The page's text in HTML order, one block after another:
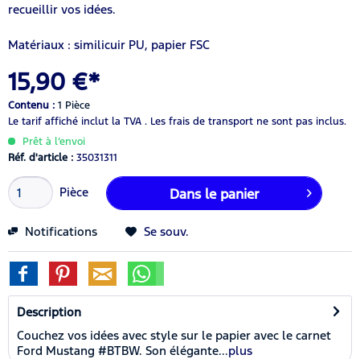
recueillir vos idées.
Matériaux : similicuir PU, papier FSC
15,90 €*
Contenu : 1 Pièce
Le tarif affiché inclut la TVA . Les frais de transport ne sont pas inclus.
Prêt à l’envoi
Réf. d'article : 35031311
Pièce Dans le panier
Notifications Se souv.
Description
Couchez vos idées avec style sur le papier avec le carnet
Ford Mustang #BTBW. Son élégante...plus